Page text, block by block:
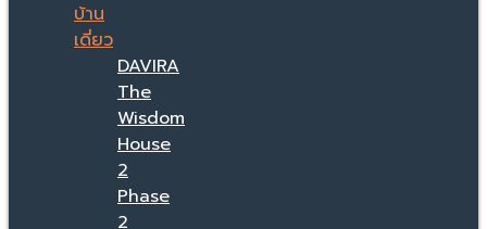
บ้าน
เดี่ยว
DAVIRA
The
Wisdom
House
2
Phase
2